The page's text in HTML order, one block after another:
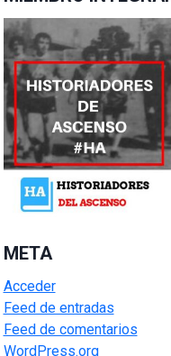
META
Acceder
Feed de entradas
Feed de comentarios
WordPress.org